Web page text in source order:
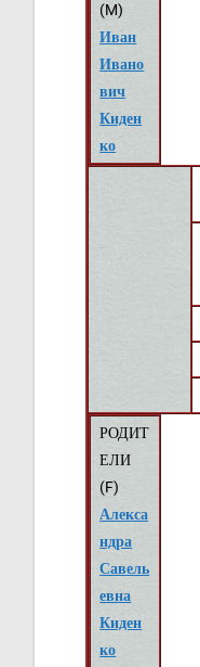
(M)
Иван
Ивано
вич
Киден
ко
РОДИТ
ЕЛИ
(F)
Алекса
ндра
Савель
евна
Киден
ко